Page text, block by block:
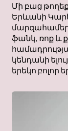
Մի բաց
Երևանի
ֆանկ, ռոք և
կենդանի
երեկո բոլոր